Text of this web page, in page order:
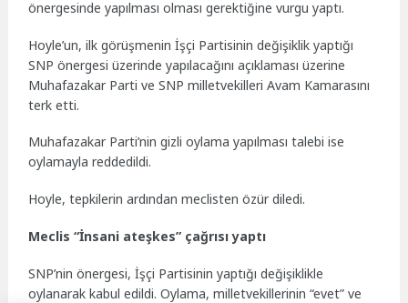
önergesinde yapılması olması gerektiğine vurgu yaptı.
Hoyle’un, ilk görüşmenin İşçi Partisinin değişiklik yaptığı
SNP önergesi üzerinde yapılacağını açıklaması üzerine
Muhafazakar Parti ve SNP milletvekilleri Avam Kamarasını
terk etti.
Muhafazakar Parti’nin gizli oylama yapılması talebi ise
oylamayla reddedildi.
Hoyle, tepkilerin ardından meclisten özür diledi.
Meclis “İnsani ateşkes” çağrısı yaptı
SNP’nin önergesi, İşçi Partisinin yaptığı değişiklikle
oylanarak kabul edildi. Oylama, milletvekillerinin “evet” ve